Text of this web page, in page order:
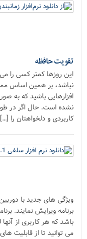
تقویت حافظه
این روزها کمتر کسی را
نباشد، بر همین اساس
افزارهایی باشید که
نشده است. حال اگر در
کاربردی و دلخواهتان را
ویژگی های جدید با
برنامه ویرایش نمایند.
باشد که هر کاربری از
می توانید تا از قابلیت